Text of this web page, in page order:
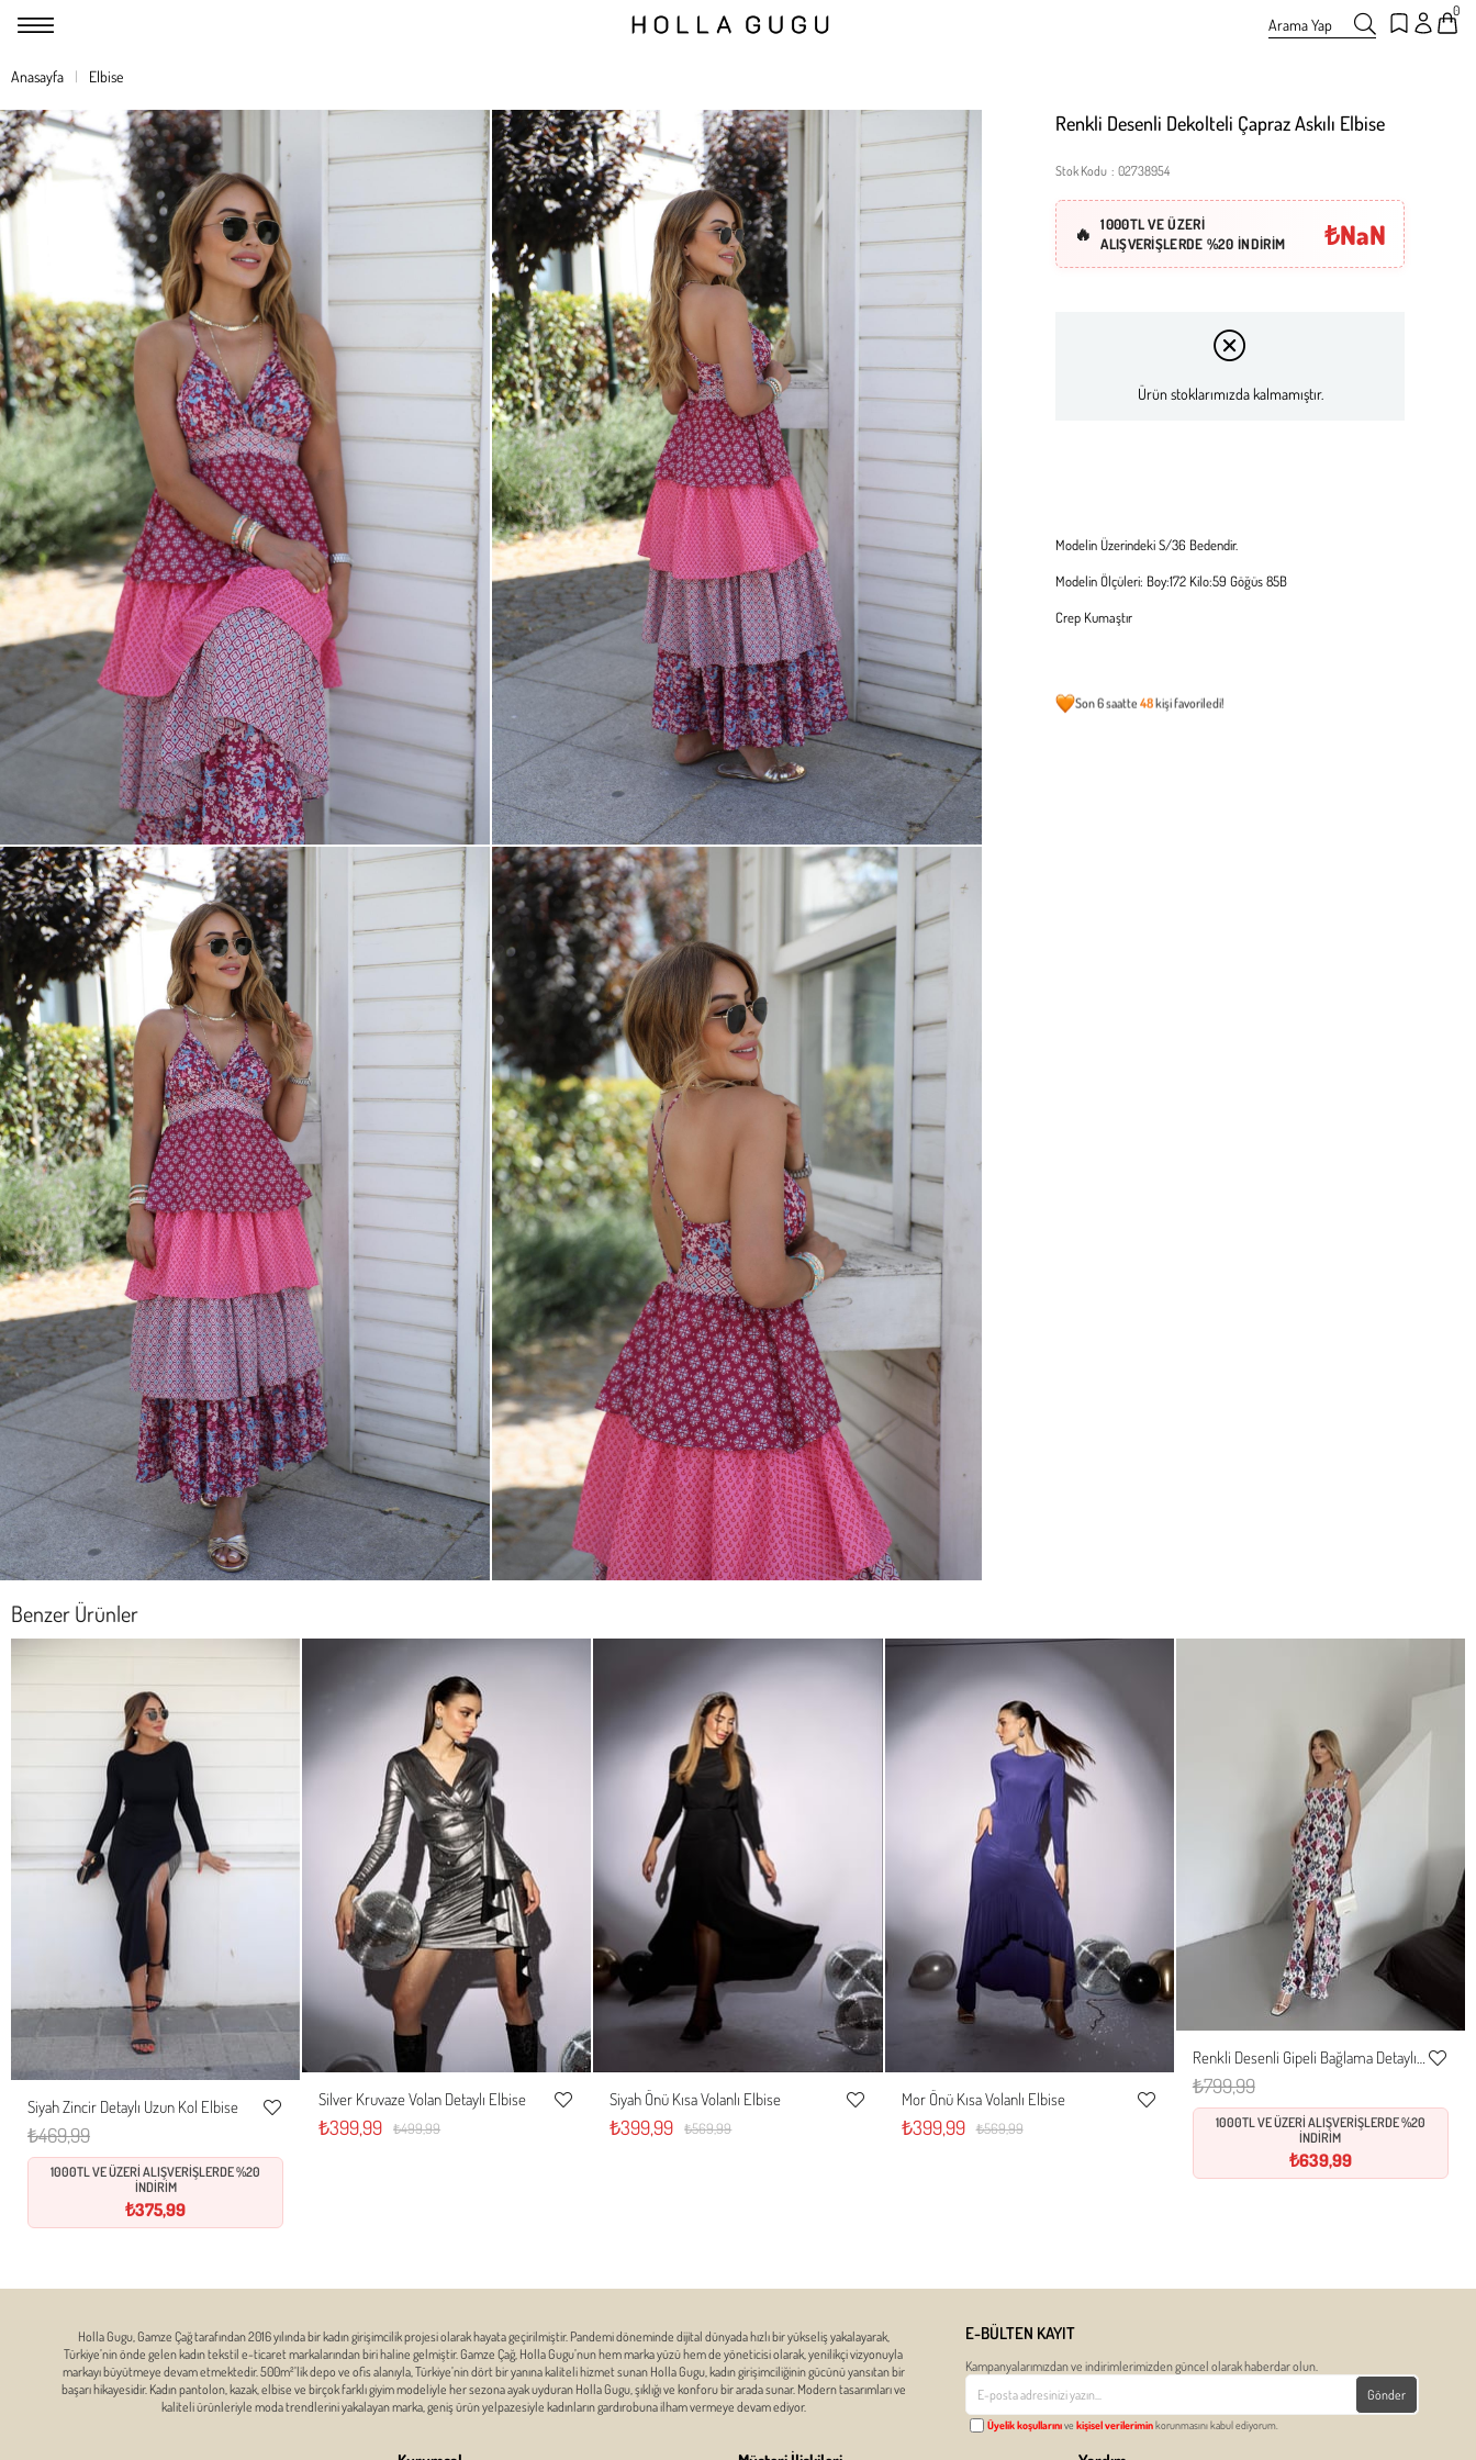
Arama Yap
0
Anasayfa Elbise
Renkli Desenli Dekolteli Çapraz Askılı Elbise
Stok Kodu 02738954
1000TL VE ÜZERİ
ALIŞVERİŞLERDE %20 İNDİRİM
₺NaN
Ürün stoklarımızda kalmamıştır.
Modelin Üzerindeki S/36 Bedendir.
Modelin Ölçüleri: Boy:172 Kilo:59 Göğüs 85B
Crep Kumaştır
Son 6 saatte 48kişi favoriledi!
Benzer Ürünler
S M L XL
Siyah Zincir Detaylı Uzun Kol Elbise
Favorilere
₺469,99
1000TL VE ÜZERİ ALIŞVERİŞLERDE %20
İNDİRİM
₺375,99
S M L XL
Silver Kruvaze Volan Detaylı Elbise
Favorilere
₺399,99 ₺499,99
S M L
Siyah Önü Kısa Volanlı Elbise
Favorilere
₺399,99 ₺569,99
S M L
Mor Önü Kısa Volanlı Elbise
₺399,99 ₺569,99
S M L XL
₺799,99
1000TL VE ÜZERİ ALIŞVERİŞLERDE %20
İNDİRİM
₺639,99
Holla Gugu, Gamze Çağ tarafından 2016 yılında bir kadın girişimcilik projesi olarak hayata geçirilmiştir. Pandemi döneminde dijital dünyada hızlı bir yükseliş yakalayarak,
Türkiye’nin önde gelen kadın tekstil e-ticaret markalarından biri haline gelmiştir. Gamze Çağ, Holla Gugu’nun hem marka yüzü hem de yöneticisi olarak, yenilikçi vizyonuyla
markayı büyütmeye devam etmektedir. 500m²’lik depo ve ofis alanıyla, Türkiye’nin dört bir yanına kaliteli hizmet sunan Holla Gugu, kadın girişimciliğinin gücünü yansıtan bir
başarı hikayesidir. Kadın pantolon, kazak, elbise ve birçok farklı giyim modeliyle her sezona ayak uyduran Holla Gugu, şıklığı ve konforu bir arada sunar. Modern tasarımları ve
kaliteli ürünleriyle moda trendlerini yakalayan marka, geniş ürün yelpazesiyle kadınların gardırobuna ilham vermeye devam ediyor.
E-BÜLTEN KAYIT
Kampanyalarımızdan ve indirimlerimizden güncel olarak haberdar olun.
Gönder
Üyelik koşullarınıve kişisel verileriminkorunmasını kabul ediyorum.